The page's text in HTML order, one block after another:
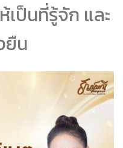
เป็นที่รู้จัก และ
ยืน